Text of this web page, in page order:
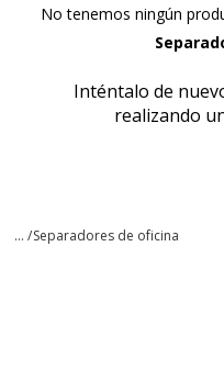
No tenemos ningún
Inténtalo de
realizando
... /Separadores de oficina